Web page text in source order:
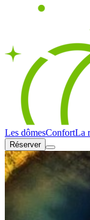
Les dômesConfortLa
Réserver